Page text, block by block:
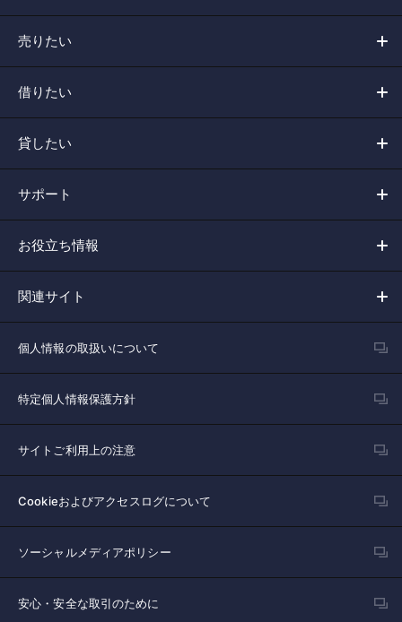
売りたい
借りたい
貸したい
サポート
お役立ち情報
関連サイト
個人情報の取扱いについて
特定個人情報保護方針
サイトご利用上の注意
Cookieおよびアクセスログについて
ソーシャルメディアポリシー
安心・安全な取引のために